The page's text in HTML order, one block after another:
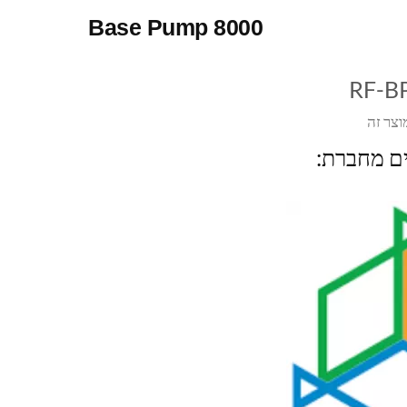
Base Pump 8000
זה
RF-
מחברת: